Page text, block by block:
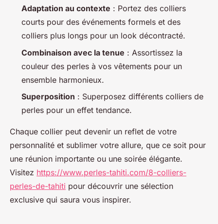
Adaptation au contexte : Portez des colliers
courts pour des événements formels et des
colliers plus longs pour un look décontracté.
Combinaison avec la tenue : Assortissez la
couleur des perles à vos vêtements pour un
ensemble harmonieux.
Superposition : Superposez différents colliers de
perles pour un effet tendance.
Chaque collier peut devenir un reflet de votre
personnalité et sublimer votre allure, que ce soit pour
une réunion importante ou une soirée élégante.
Visitez https://www.perles-tahiti.com/8-colliers-
perles-de-tahiti pour découvrir une sélection
exclusive qui saura vous inspirer.